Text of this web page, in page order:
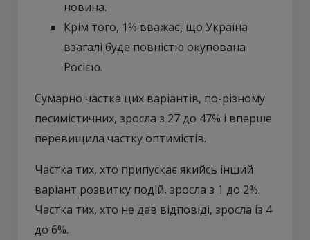
новина.
Крім того, 1% вважає, що Україна
взагалі буде повністю окупована
Росією.
Сумарно частка цих варіантів, по-різному
песимістичних, зросла з 27 до 47% і вперше
перевищила частку оптимістів.
Частка тих, хто припускає якийсь інший
варіант розвитку подій, зросла з 1 до 2%.
Частка тих, хто не дав відповіді, зросла із 4
до 6%.